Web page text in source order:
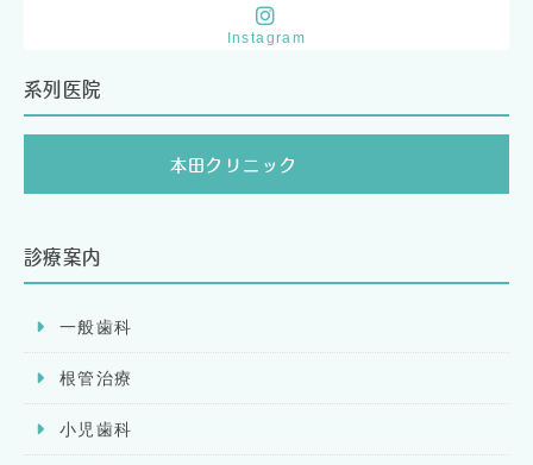
Instagram
系列医院
本田クリニック
診療案内
一般歯科
根管治療
小児歯科